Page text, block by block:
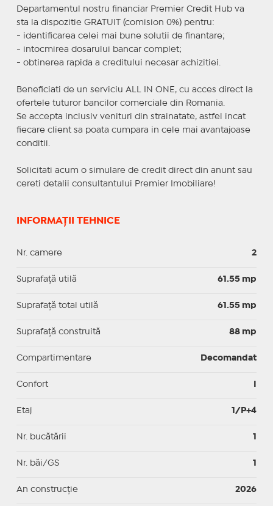
Departamentul nostru financiar Premier Credit Hub va
sta la dispozitie GRATUIT (comision 0%) pentru:
- identificarea celei mai bune solutii de finantare;
- intocmirea dosarului bancar complet;
- obtinerea rapida a creditului necesar achizitiei.
Beneficiati de un serviciu ALL IN ONE, cu acces direct la
ofertele tuturor bancilor comerciale din Romania.
Se accepta inclusiv venituri din strainatate, astfel incat
fiecare client sa poata cumpara in cele mai avantajoase
conditii.
Solicitati acum o simulare de credit direct din anunt sau
cereti detalii consultantului Premier Imobiliare!
INFORMAȚII TEHNICE
Nr. camere 2
Suprafaţă utilă 61.55 mp
Suprafaţă total utilă 61.55 mp
Suprafaţă construită 88 mp
Compartimentare Decomandat
Confort
Etaj 1/P+4
Nr. bucătării 1
Nr. băi/GS 1
An construcție 2026